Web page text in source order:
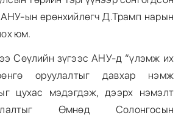
ын ерөнхийлөгч Д.Трамп нарын
юм.
Сөүлийн зүгээс АНУ-д “үлэмж их
оруулалтыг давхар нэмж
цухас мэдэгдэж, дээрх нэмэлт
Өмнөд Солонгосын